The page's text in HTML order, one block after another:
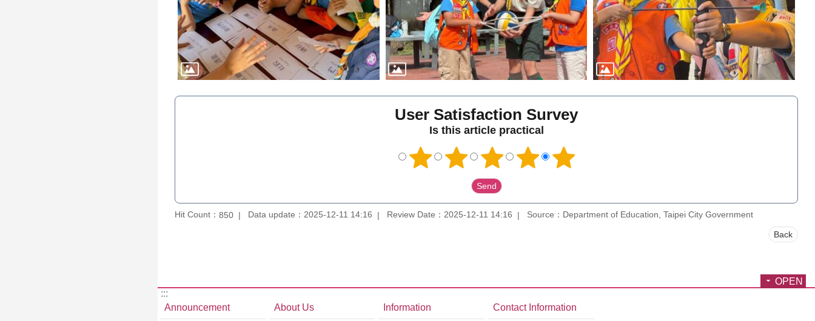
User Satisfaction Survey
Is this article practical
Hit Count： 850 Data update：2025-12-11 14:16 Review Date：2025-12-11 14:16 Source：Department of Education, Taipei City Government
Back
OPEN
:::
Announcement
About Us Information Contact Information